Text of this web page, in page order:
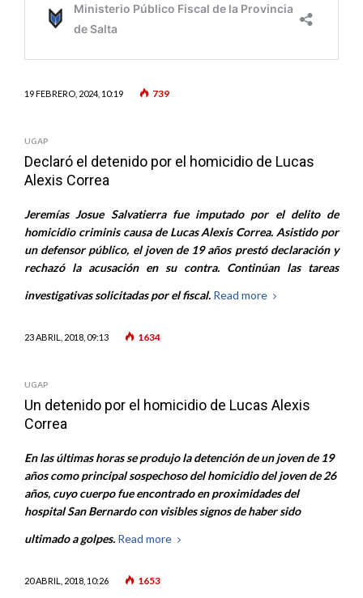
19 FEBRERO, 2024, 10:19 739
UGAP
Declaró el detenido por el homicidio de Lucas
Alexis Correa
Jeremías Josue Salvatierra fue imputado por el delito de
homicidio criminis causa de Lucas Alexis Correa. Asistido por
un defensor público, el joven de 19 años prestó declaración y
rechazó la acusación en su contra. Continúan las tareas
investigativas solicitadas por el fiscal. Read more
23 ABRIL, 2018, 09:13 1634
UGAP
Un detenido por el homicidio de Lucas Alexis
Correa
En las últimas horas se produjo la detención de un joven de 19
años como principal sospechoso del homicidio del joven de 26
años, cuyo cuerpo fue encontrado en proximidades del
hospital San Bernardo con visibles signos de haber sido
ultimado a golpes. Read more
20 ABRIL, 2018, 10:26 1653